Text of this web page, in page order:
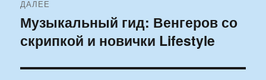
ДАЛЕЕ
Следующая
запись:
Музыкальный гид: Венгеров со
скрипкой и новички Lifestyle